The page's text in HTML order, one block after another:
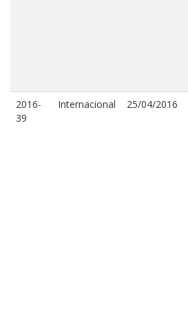
2016-
39
Internacional 25/04/2016